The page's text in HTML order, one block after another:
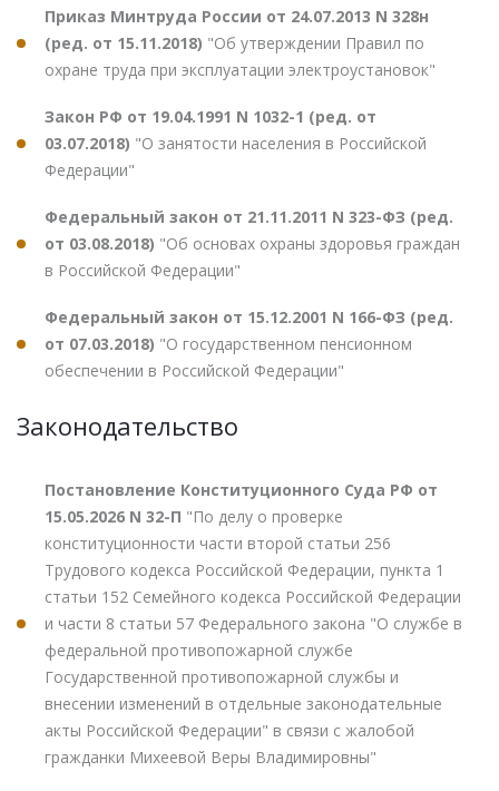
Приказ Минтруда России от 24.07.2013 N 328н
(ред. от 15.11.2018) "Об утверждении Правил по
охране труда при эксплуатации электроустановок"
Закон РФ от 19.04.1991 N 1032-1 (ред. от
03.07.2018) "О занятости населения в Российской
Федерации"
Федеральный закон от 21.11.2011 N 323-ФЗ (ред.
от 03.08.2018) "Об основах охраны здоровья граждан
в Российской Федерации"
Федеральный закон от 15.12.2001 N 166-ФЗ (ред.
от 07.03.2018) "О государственном пенсионном
обеспечении в Российской Федерации"
Законодательство
Постановление Конституционного Суда РФ от
15.05.2026 N 32-П "По делу о проверке
конституционности части второй статьи 256
Трудового кодекса Российской Федерации, пункта 1
статьи 152 Семейного кодекса Российской Федерации
и части 8 статьи 57 Федерального закона "О службе в
федеральной противопожарной службе
Государственной противопожарной службы и
внесении изменений в отдельные законодательные
акты Российской Федерации" в связи с жалобой
гражданки Михеевой Веры Владимировны"